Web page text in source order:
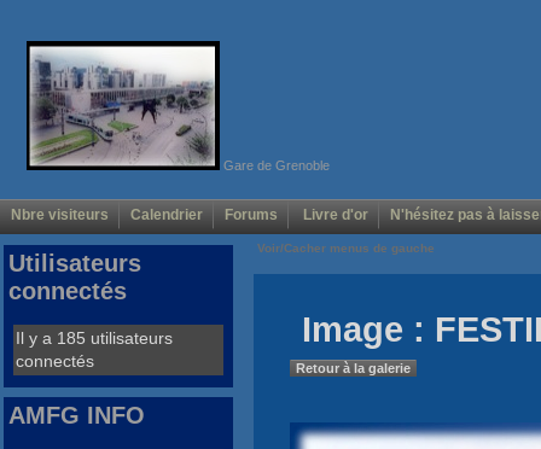
Gare de Grenoble
Nbre visiteurs Calendrier Forums Livre d'or N'hésitez pas à
Voir/Cacher menus de gauche
Image :
Retour à la galerie
Utilisateurs
connectés
Il y a 185 utilisateurs
connectés
AMFG INFO